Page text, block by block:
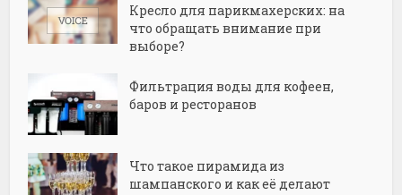
Кресло для парикмахерских: на
что обращать внимание при
выборе?
Фильтрация воды для кофеен,
баров и ресторанов
Что такое пирамида из
шампанского и как её делают